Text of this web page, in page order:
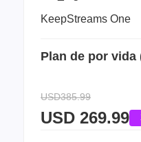
KeepStreams One
Plan de por vida
USD385.99
USD 269.99